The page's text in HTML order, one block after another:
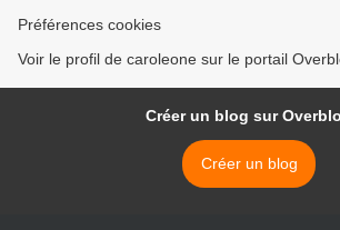
Préférences cookies
Voir le profil de caroleone sur le portail
Créer un blog sur
Créer un blog